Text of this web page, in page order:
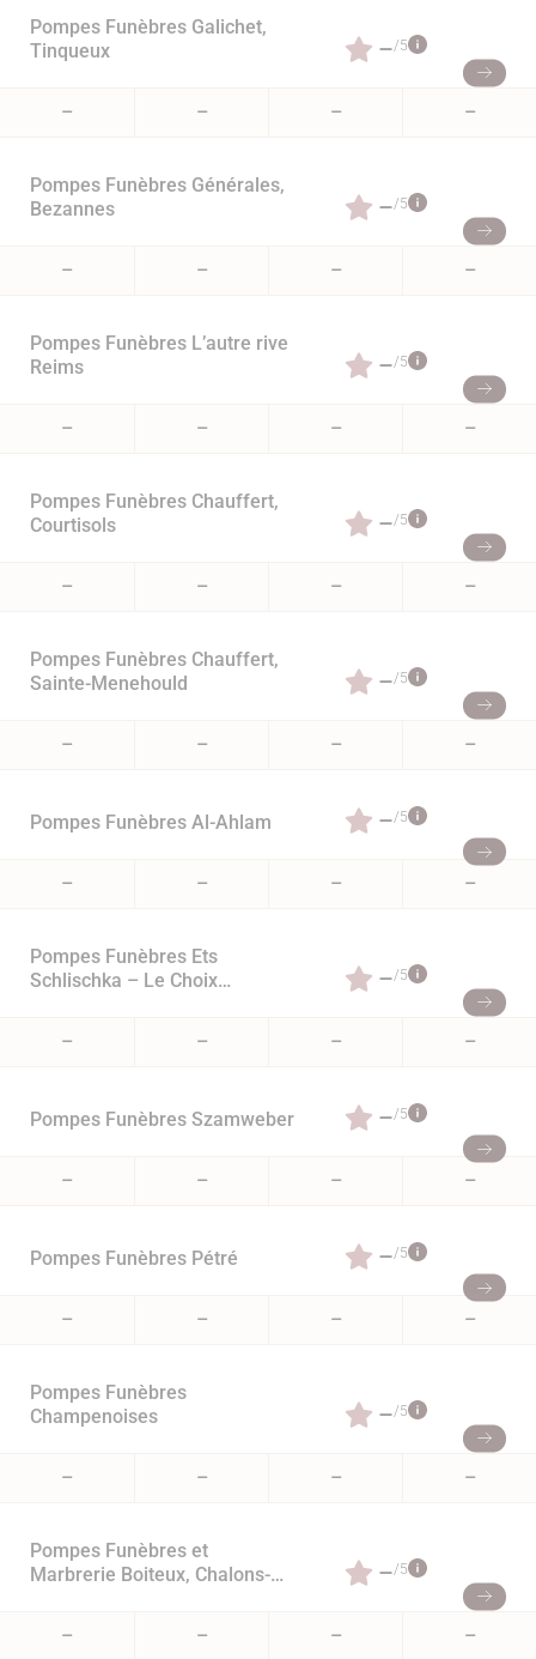
Pompes Funèbres Galichet,
Tinqueux
–/5
– – – –
Pompes Funèbres Générales,
Bezannes
–/5
– – – –
Pompes Funèbres L’autre rive
Reims
–/5
– – – –
Pompes Funèbres Chauffert,
Courtisols
–/5
– – – –
Pompes Funèbres Chauffert,
Sainte-Menehould
–/5
– – – –
Pompes Funèbres Al-Ahlam –/5
– – – –
Pompes Funèbres Ets
Schlischka – Le Choix
–/5
– – – –
Pompes Funèbres Szamweber –/5
– – – –
Pompes Funèbres Pétré –/5
– – – –
Pompes Funèbres
Champenoises
–/5
– – – –
Pompes Funèbres et
Marbrerie Boiteux, Chalons-
–/5
– – – –